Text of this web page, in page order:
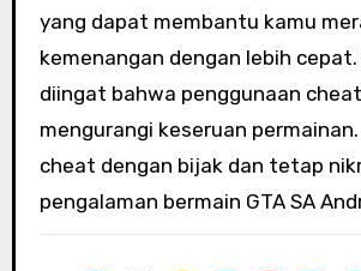
yang dapat membantu kamu
kemenangan dengan lebih cepat.
diingat bahwa penggunaan
mengurangi keseruan
cheat dengan bijak dan tetap
pengalaman bermain GTA SA